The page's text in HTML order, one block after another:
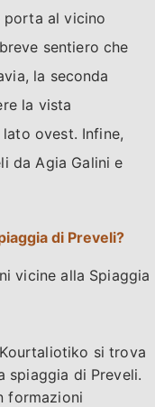
porta al vicino
sentiero che
la seconda
la vista
ovest. Infine,
da Agia Galini e
di Preveli?
vicine alla Spiaggia
si trova
spiaggia di Preveli.
formazioni